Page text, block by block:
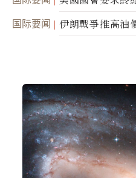
国际要闻 伊朗戰爭推高油